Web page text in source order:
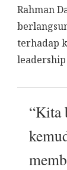
Rahman
terhadap
“Kita